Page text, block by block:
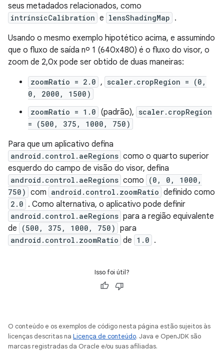
seus metadados relacionados, como
intrinsicCalibration e lensShadingMap .
Usando o mesmo exemplo hipotético acima, e assumindo
que o fluxo de saída nº 1 (640x480) é o fluxo do visor, o
zoom de 2,0x pode ser obtido de duas maneiras:
zoomRatio = 2.0 , scaler.cropRegion = (0,
0, 2000, 1500)
zoomRatio = 1.0 (padrão), scaler.cropRegion
= (500, 375, 1000, 750)
Para que um aplicativo defina
android.control.aeRegions como o quarto superior
esquerdo do campo de visão do visor, defina
android.control.aeRegions como
(0, 0, 1000,
750) com android.control.zoomRatio definido como
2.0 . Como alternativa, o aplicativo pode definir
android.control.aeRegions para a região equivalente
de
(500, 375, 1000, 750) para
android.control.zoomRatio de 1.0 .
Isso foi útil?
O conteúdo e os exemplos de código nesta página estão sujeitos às
licenças descritas na Licença de conteúdo. Java e OpenJDK são
marcas registradas da Oracle e/ou suas afiliadas.